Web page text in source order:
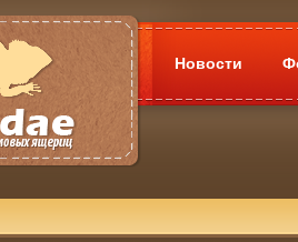
Новости